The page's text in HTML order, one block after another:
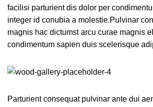
facilisi parturient dis dolor per
integer id conubia a molestie.Pulvinar
magnis hac dictumst arcu curae magnis
condimentum sapien duis scelerisque
Parturient consequat pulvinar ante dui